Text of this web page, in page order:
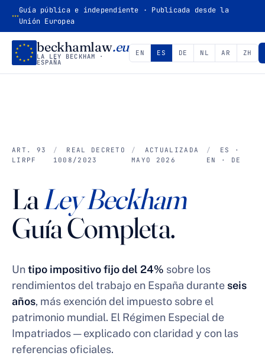
Guía pública e independiente · Publicada desde la
Unión Europea
beckhamlaw.eu
LA LEY BECKHAM ·
ESPAÑA
EN ES DE NL AR ZH
ART. 93
LIRPF
REAL DECRETO
1008/2023
ACTUALIZADA
MAYO 2026
ES ·
EN · DE
LaLey Beckham
Guía Completa.
Untipo impositivo fijo del 24% sobre los
rendimientos del trabajo en España duranteseis
años, más exención del impuesto sobre el
patrimonio mundial. El Régimen Especial de
Impatriados — explicado con claridad y con las
referencias oficiales.